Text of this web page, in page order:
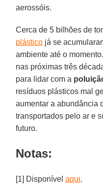
aerossóis.
Cerca de 5 bilhões de
plástico já se
ambiente até o
nas próximas três
para lidar com a
resíduos plásticos mal
aumentar a abundância
transportados pelo ar e
futuro.
Notas:
[1] Disponívelaqui.